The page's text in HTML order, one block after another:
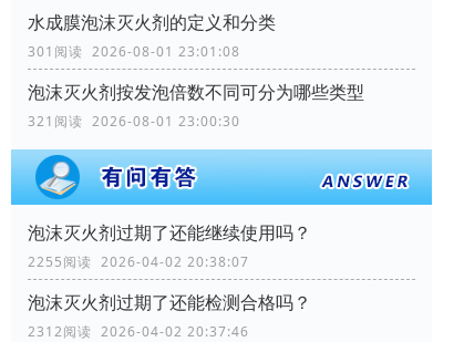
水成膜泡沫灭火剂的定义和分类
301阅读 2026-08-01 23:01:08
泡沫灭火剂按发泡倍数不同可分为哪些类型
321阅读 2026-08-01 23:00:30
泡沫灭火剂过期了还能继续使用吗？
2255阅读 2026-04-02 20:38:07
泡沫灭火剂过期了还能检测合格吗？
2312阅读 2026-04-02 20:37:46